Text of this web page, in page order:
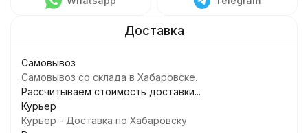
Самовывоз
Самовывоз со склада в Хабаровске.
Рассчитываем стоимость доставки...
Курьер
Курьер - Доставка по Хабаровску